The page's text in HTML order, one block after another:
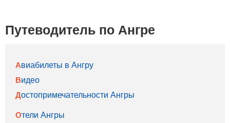
Путеводитель по Ангре
Авиабилеты в Ангру
Видео
Достопримечательности Ангры
Отели Ангры